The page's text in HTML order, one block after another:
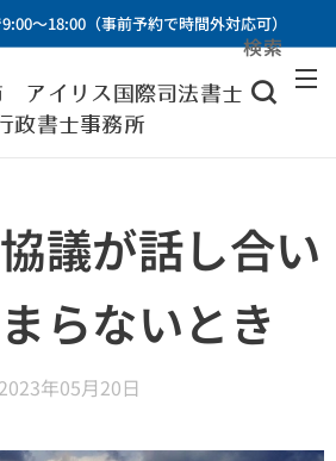
～18:00（事前予約で時間外対応可）
アイリス国際司法書士・
政書士事務所
検索
議が話し合い
らないとき
2023年05月20日